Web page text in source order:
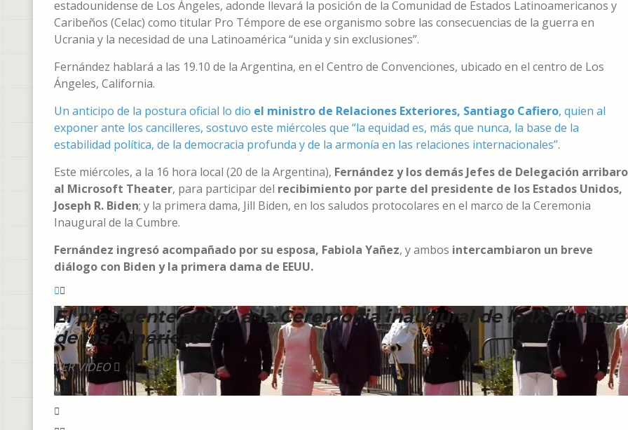
estadounidense de Los Ángeles, adonde llevará la posición de la Comunidad de Estados Latinoamericanos y
Caribeños (Celac) como titular Pro Témpore de ese organismo sobre las consecuencias de la guerra en
Ucrania y la necesidad de una Latinoamérica “unida y sin exclusiones”.
Fernández hablará a las 19.10 de la Argentina, en el Centro de Convenciones, ubicado en el centro de Los
Ángeles, California.
Un anticipo de la postura oficial lo dio el ministro de Relaciones Exteriores, Santiago Cafiero, quien al
exponer ante los cancilleres, sostuvo este miércoles que “la equidad es, más que nunca, la base de la
estabilidad política, de la democracia profunda y de la armonía en las relaciones internacionales”.
Este miércoles, a la 16 hora local (20 de la Argentina), Fernández y los demás Jefes de Delegación
al Microsoft Theater, para participar del recibimiento por parte del presidente de los Estados Unidos,
Joseph R. Biden; y la primera dama, Jill Biden, en los saludos protocolares en el marco de la Ceremonia
Inaugural de la Cumbre.
Fernández ingresó acompañado por su esposa, Fabiola Yañez, y ambos intercambiaron un breve
diálogo con Biden y la primera dama de EEUU.
El presidente arribó a la Ceremonia inaugural de la IX Cumbre
de las Américas
VER VIDEO